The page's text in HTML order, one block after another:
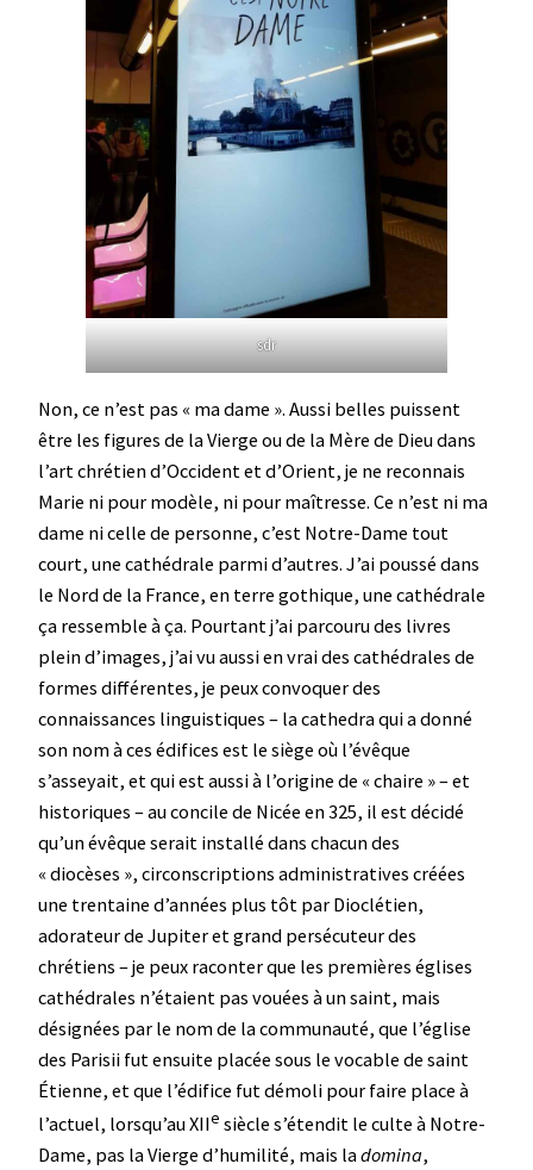
sdr
Non, ce n’est pas « ma dame ». Aussi belles puissent
être les figures de la Vierge ou de la Mère de Dieu dans
l’art chrétien d’Occident et d’Orient, je ne reconnais
Marie ni pour modèle, ni pour maîtresse. Ce n’est ni ma
dame ni celle de personne, c’est Notre-Dame tout
court, une cathédrale parmi d’autres. J’ai poussé dans
le Nord de la France, en terre gothique, une cathédrale
ça ressemble à ça. Pourtant j’ai parcouru des livres
plein d’images, j’ai vu aussi en vrai des cathédrales de
formes différentes, je peux convoquer des
connaissances linguistiques – la cathedra qui a donné
son nom à ces édifices est le siège où l’évêque
s’asseyait, et qui est aussi à l’origine de « chaire » – et
historiques – au concile de Nicée en 325, il est décidé
qu’un évêque serait installé dans chacun des
« diocèses », circonscriptions administratives créées
une trentaine d’années plus tôt par Dioclétien,
adorateur de Jupiter et grand persécuteur des
chrétiens – je peux raconter que les premières églises
cathédrales n’étaient pas vouées à un saint, mais
désignées par le nom de la communauté, que l’église
des Parisii fut ensuite placée sous le vocable de saint
Étienne, et que l’édifice fut démoli pour faire place à
l’actuel, lorsqu’au XIIe siècle s’étendit le culte à Notre-
Dame, pas la Vierge d’humilité, mais ladomina,